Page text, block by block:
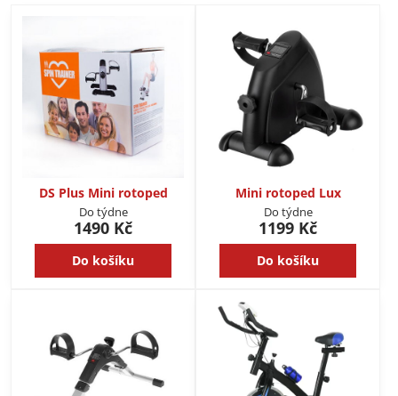
DS Plus Mini rotoped
Do týdne
1490 Kč
Do košíku
Mini rotoped Lux
Do týdne
1199 Kč
Do košíku